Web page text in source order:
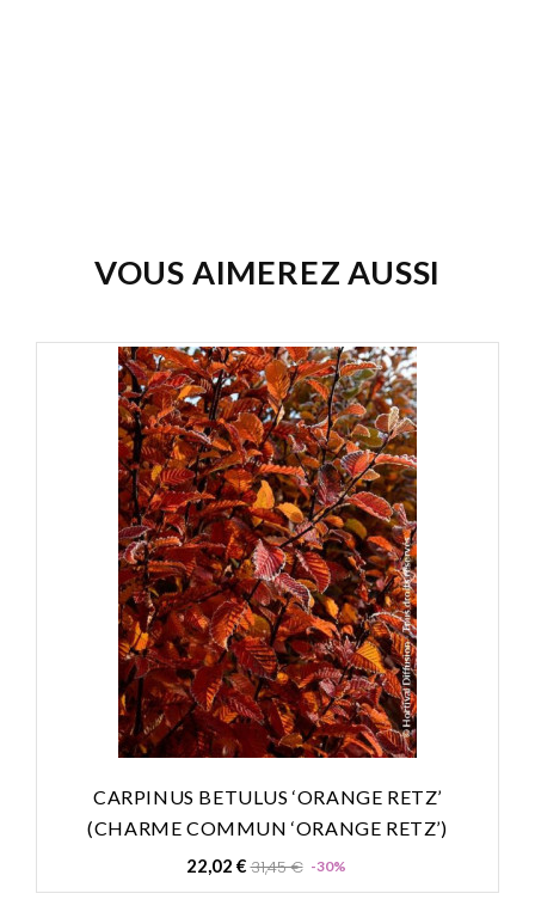
VOUS AIMEREZ AUSSI
CARPINUS BETULUS ‘ORANGE RETZ’
(CHARME COMMUN ‘ORANGE RETZ’)
22,02 €Prix
31,45 € -30%